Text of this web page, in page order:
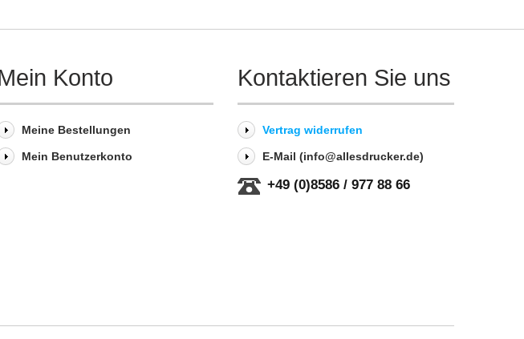
Konto
Meine Bestellungen
Mein Benutzerkonto
Kontaktieren Sie uns
Vertrag widerrufen
E-Mail (info@allesdrucker.de)
+49 (0)8586 / 977 88 66